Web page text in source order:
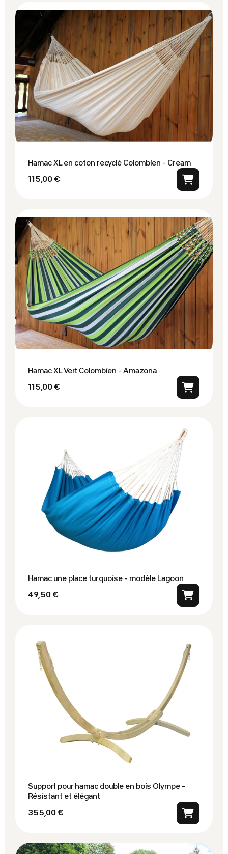
Hamac XL en coton recyclé Colombien - Cream
115,00 €
Hamac XL Vert Colombien - Amazona
115,00 €
Hamac une place turquoise - modèle Lagoon
49,50 €
Support pour hamac double en bois Olympe -
Résistant et élégant
355,00 €